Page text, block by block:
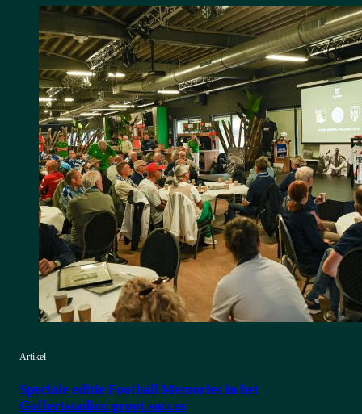
Artikel
Speciale editie Football Memories in het
Goffertstadion groot succes